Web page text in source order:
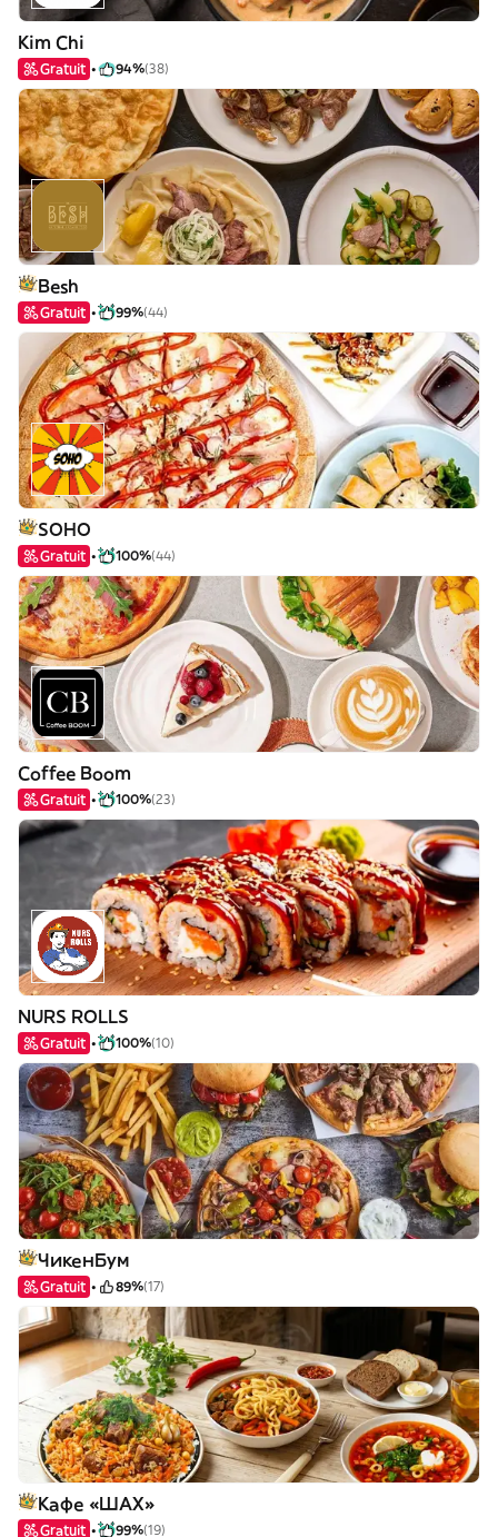
Kim Chi
Gratuit 94%(38)
Besh
Gratuit 99%(44)
SOHO
Gratuit 100%(44)
Coffee Boom
Gratuit 100%(23)
NURS ROLLS
Gratuit 100%(10)
ЧикенБум
Gratuit 89%(17)
Кафе «ШАХ»
Gratuit 99%(19)